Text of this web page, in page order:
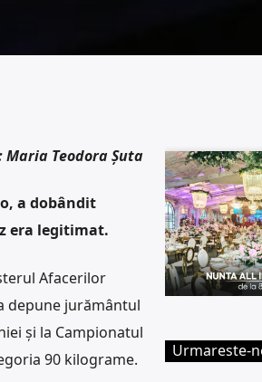
Maria Teodora Șuta
a dobândit
era legitimat.
Afacerilor
depune jurământul
și la Campionatul
90 kilograme.
Urmareste-